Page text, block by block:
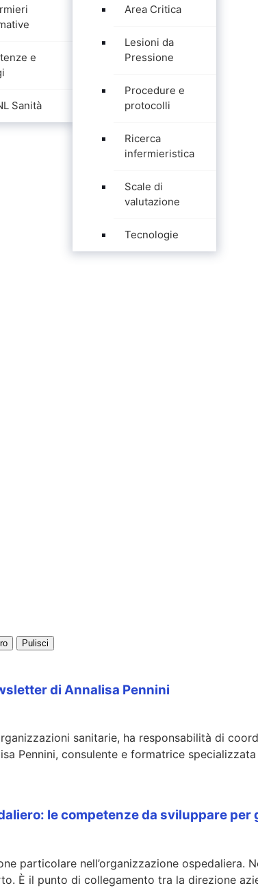
e
Sanità
Area Critica
Lesioni da
Pressione
Procedure e
protocolli
Ricerca
infermieristica
Scale di
valutazione
Tecnologie
Pulisci
di Annalisa Pennini
sanitarie, ha responsabilità di
Pennini, consulente e formatrice
le competenze da sviluppare per
particolare nell’organizzazione
È il punto di collegamento tra la direzione